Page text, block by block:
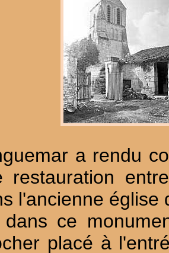
a rendu
restauration
l'ancienne église
ce
placé à